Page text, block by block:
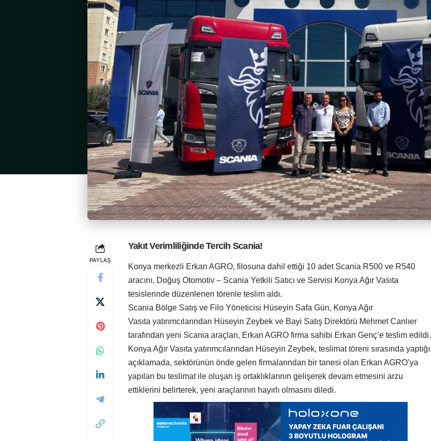
PAYLAŞ
Yakıt Verimliliğinde Tercih Scania!
Konya merkezli Erkan AGRO, filosuna dahil ettiği 10 adet Scania R500 ve R540
aracını, Doğuş Otomotiv – Scania Yetkili Satıcı ve Servisi Konya Ağır Vasıta
tesislerinde düzenlenen törenle teslim aldı.
Scania Bölge Satış ve Filo Yöneticisi Hüseyin Safa Gün, Konya Ağır
Vasıta yatırımcılarından Hüseyin Zeybek ve Bayi Satış Direktörü Mehmet Canlıer
tarafından yeni Scania araçları, Erkan AGRO firma sahibi Erkan Genç’e teslim edildi.
Konya Ağır Vasıta yatırımcılarından Hüseyin Zeybek, teslimat töreni sırasında yaptığı
açıklamada, sektörünün önde gelen firmalarından bir tanesi olan Erkan AGRO’ya
yapılan bu teslimat ile oluşan iş ortaklıklarının gelişerek devam etmesini arzu
ettiklerini belirterek, yeni araçlarının hayırlı olmasını diledi.